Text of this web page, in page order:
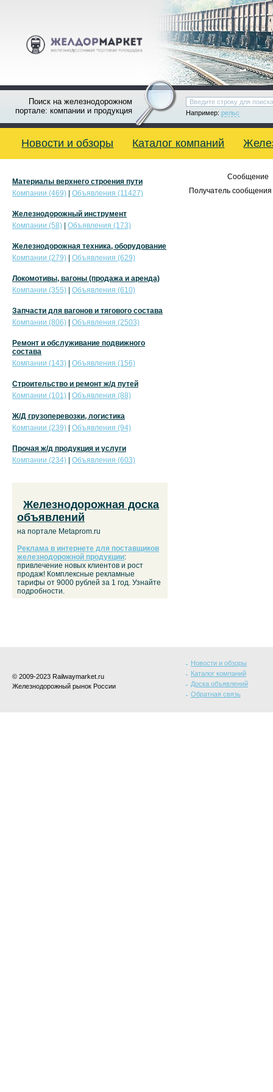
Поиск на железнодорожном
портале: компании и продукция
Например: рельс
Новости и обзоры Каталог компаний
Сообщение
Получатель сообщения
Материалы верхнего строения пути
Компании (469)
Объявления (11427)
Железнодорожный инструмент
Компании (58)
Объявления (173)
Железнодорожная техника, оборудование
Компании (279)
Объявления (629)
Локомотивы, вагоны (продажа и аренда)
Компании (355)
Объявления (610)
Запчасти для вагонов и тягового состава
Компании (806)
Объявления (2503)
Ремонт и обслуживание подвижного
состава
Компании (143)
Объявления (156)
Строительство и ремонт ж/д путей
Компании (101)
Объявления (88)
Ж/Д грузоперевозки, логистика
Компании (239)
Объявления (94)
Прочая ж/д продукция и услуги
Компании (234)
Объявления (603)
Железнодорожная доска
объявлений
на портале Metaprom.ru
Реклама в интернете для поставщиков
железнодорожной продукции:
привлечение новых клиентов и рост
продаж! Комплексные рекламные
тарифы от 9000 рублей за 1 год. Узнайте
подробности.
© 2009-2023 Railwaymarket.ru
Железнодорожный рынок России
Новости и обзоры
Каталог компаний
Доска объявлений
Обратная связь